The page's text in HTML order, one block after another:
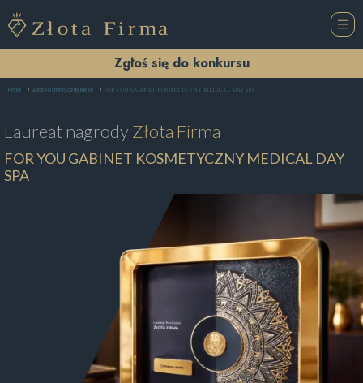
Zgłoś się do konkursu
Home Salon Kosmetyczny Kielce FOR YOU GABINET KOSMETYCZNY MEDICAL DAY SPA
Laureat nagrodyZłota Firma
FOR YOU GABINET KOSMETYCZNY MEDICAL DAY
SPA